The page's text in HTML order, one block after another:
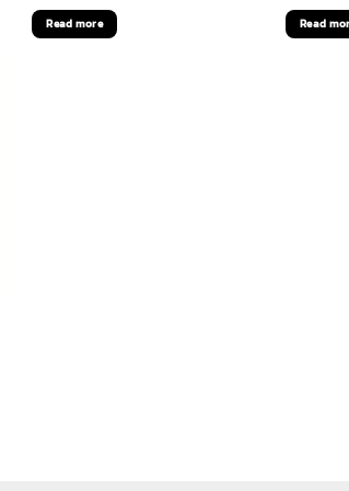
price
was:
Read more Read